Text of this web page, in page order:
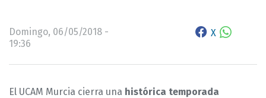
Domingo, 06/05/2018 -
19:36
X
El UCAM Murcia cierra una histórica temporada